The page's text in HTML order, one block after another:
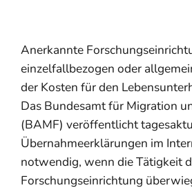
Anerkannte
einzelfallbezogen oder
der Kosten für den
Das Bundesamt für Migration
(BAMF) veröffentlicht
Übernahmeerklärungen im
notwendig, wenn die Tätigkeit
Forschungseinrichtung